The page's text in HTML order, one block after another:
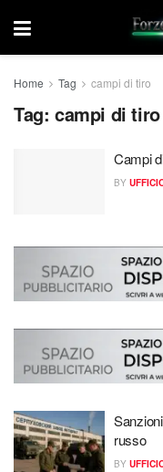
Home Tag campi di tiro
Tag: campi di tiro
Campi
BY
russo
BY